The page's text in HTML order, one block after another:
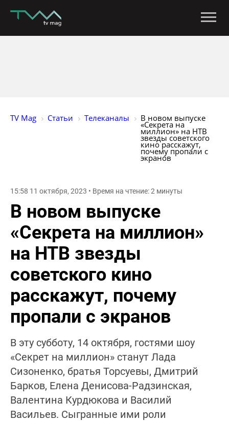
TV Mag Статьи Телеканалы В новом выпуске
«Секрета на
миллион» на НТВ
звезды советского
кино расскажут,
почему пропали с
экранов
15:58 11 октября, 2023 • Время на чтение: 2 минуты
В новом выпуске
«Секрета на миллион»
на НТВ звезды
советского кино
расскажут, почему
пропали с экранов
В эту субботу, 14 октября, гостями шоу
«Секрет на миллион» станут Лада
Сизоненко, братья Торсуевы, Дмитрий
Барков, Елена Денисова-Радзинская,
Валентина Курдюкова и Василий
Васильев. Сыгранные ими роли